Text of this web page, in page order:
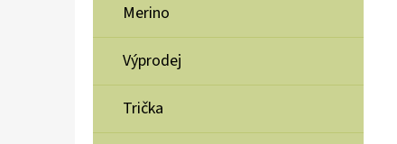
Merino
Výprodej
Trička